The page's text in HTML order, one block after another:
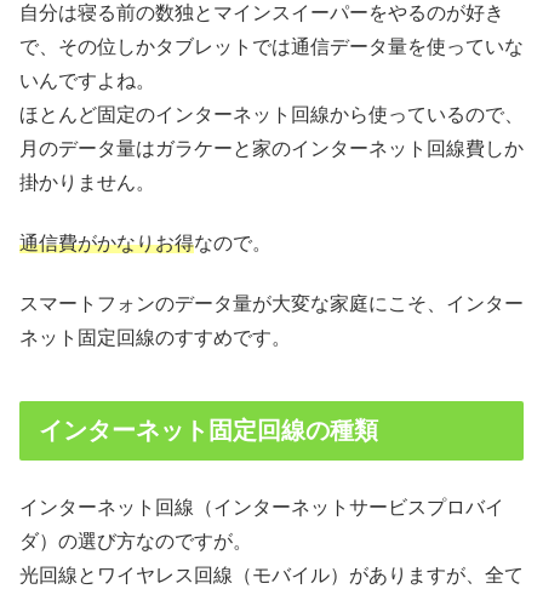
自分は寝る前の数独とマインスイーパーをやるのが好き
で、その位しかタブレットでは通信データ量を使っていな
いんですよね。
ほとんど固定のインターネット回線から使っているので、
月のデータ量はガラケーと家のインターネット回線費しか
掛かりません。
通信費がかなりお得なので。
スマートフォンのデータ量が大変な家庭にこそ、インター
ネット固定回線のすすめです。
インターネット固定回線の種類
インターネット回線（インターネットサービスプロバイ
ダ）の選び方なのですが。
光回線とワイヤレス回線（モバイル）がありますが、全て